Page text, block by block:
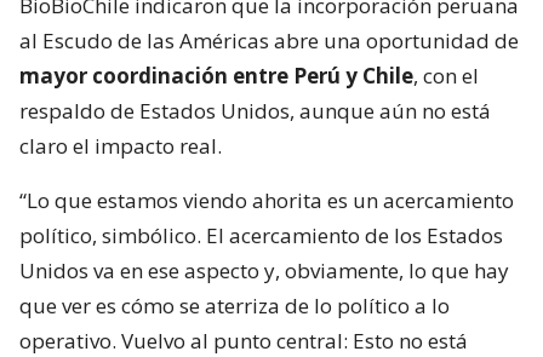
BioBioChile indicaron que la incorporación peruana
al Escudo de las Américas abre una oportunidad de
mayor coordinación entre Perú y Chile, con el
respaldo de Estados Unidos, aunque aún no está
claro el impacto real.
“Lo que estamos viendo ahorita es un acercamiento
político, simbólico. El acercamiento de los Estados
Unidos va en ese aspecto y, obviamente, lo que hay
que ver es cómo se aterriza de lo político a lo
operativo. Vuelvo al punto central: Esto no está